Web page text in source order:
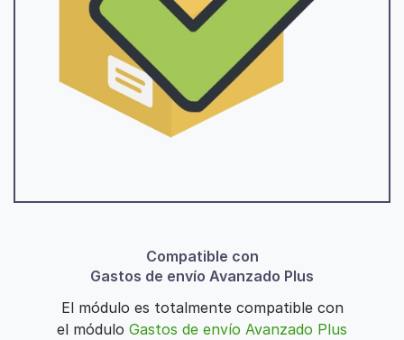
Compatible con
Gastos de envío Avanzado Plus
El módulo es totalmente compatible con
el módulo Gastos de envío Avanzado Plus